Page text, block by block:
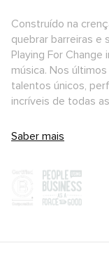
Construído na
quebrar barreiras e
Playing For
música. Nos
talentos únicos,
incríveis de todas
Saber mais